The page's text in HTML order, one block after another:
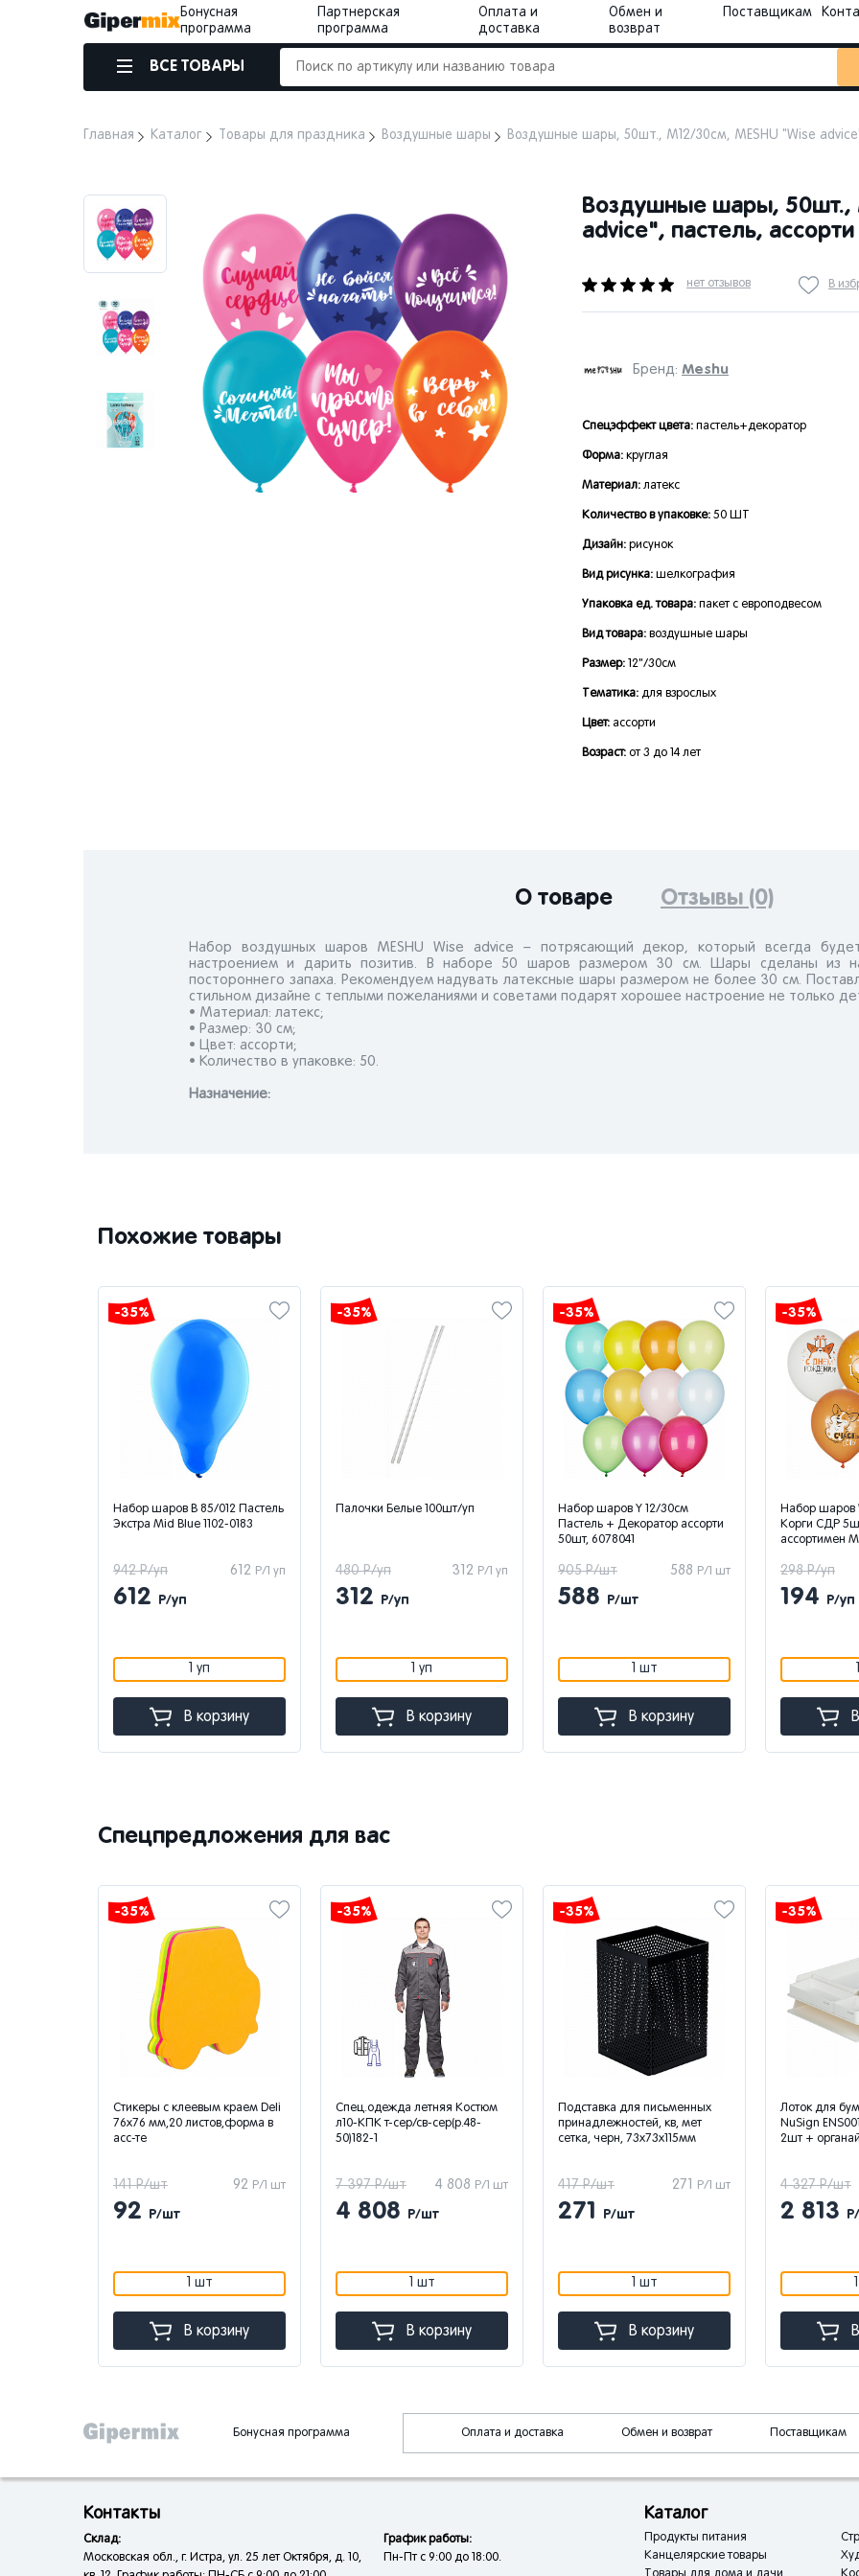
Бонусная
программа
Партнерская
программа
Оплата и
доставка
Обмен и
возврат
Поставщикам
ВСЕ ТОВАРЫ
Главная Каталог Товары для праздника Воздушные шары Воздушные шары, 50шт., М12/30см, MESHU "Wise
Воздушные шары, 50шт.,
advice", пастель, ассорти
нет отзывов В
Бренд: Meshu
Спецэффект цвета: пастель+декоратор
Форма: круглая
Материал: латекс
Количество в упаковке: 50 ШТ
Дизайн: рисунок
Вид рисунка: шелкография
Упаковка ед. товара: пакет с европодвесом
Вид товара: воздушные шары
Размер: 12"/30см
Тематика: для взрослых
Цвет: ассорти
Возраст: от 3 до 14 лет
О товаре Отзывы (0)
Набор воздушных шаров MESHU Wise advice – потрясающий декор, который всегда будет
настроением и дарить позитив. В наборе 50 шаров размером 30 см. Шары сделаны из
постороннего запаха. Рекомендуем надувать латексные шары размером не более 30 см.
стильном дизайне с теплыми пожеланиями и советами подарят хорошее настроение не только
• Материал: латекс;
• Размер: 30 см;
• Цвет: ассорти;
• Количество в упаковке: 50.
Назначениe:
Похожие товары
-35%
Набор шаров В 85/012 Пастель
Экстра Mid Blue 1102-0183
612 Р/1 уп
942 Р/уп
612 Р/уп
1 уп
В корзину
-35%
Палочки Белые 100шт/уп
312 Р/1 уп
480 Р/уп
312 Р/уп
1 уп
В корзину
-35%
Набор шаров Y 12/30см
Пастель + Декоратор ассорти
50шт, 6078041
588 Р/1 шт
905 Р/шт
588 Р/шт
1 шт
В корзину
-35%
Набор шаров
Корги СДР
ассортимен
298 Р/уп
194 Р/уп
Спецпредложения для вас
-35%
Стикеры с клеевым краем Deli
76х76 мм,20 листов,форма в
асс-те
92 Р/1 шт
141 Р/шт
92 Р/шт
1 шт
В корзину
-35%
Спец.одежда летняя Костюм
л10-КПК т-сер/св-сер(р.48-
50)182-1
4 808 Р/1 шт
7 397 Р/шт
4 808 Р/шт
1 шт
В корзину
-35%
Подставка для письменных
принадлежностей, кв, мет
сетка, черн, 73x73x115мм
271 Р/1 шт
417 Р/шт
271 Р/шт
1 шт
В корзину
-35%
Лоток для
NuSign
2шт +
4 327 Р/шт
2 813
Бонусная программа Оплата и доставка Обмен и возврат Поставщикам
Контакты
Склад:
Московская обл., г. Истра, ул. 25 лет Октября, д. 10,
График работы:
Пн-Пт с 9:00 до 18:00.
Каталог
Продукты питания
Канцелярские товары